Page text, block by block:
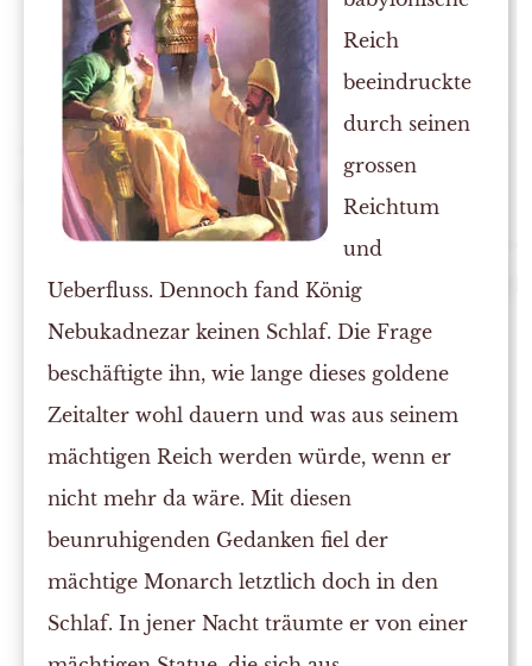
Reich
beeindruckte
durch seinen
grossen
Reichtum
und
Ueberfluss. Dennoch fand König
Nebukadnezar keinen Schlaf. Die Frage
beschäftigte ihn, wie lange dieses goldene
Zeitalter wohl dauern und was aus seinem
mächtigen Reich werden würde, wenn er
nicht mehr da wäre. Mit diesen
beunruhigenden Gedanken fiel der
mächtige Monarch letztlich doch in den
Schlaf. In jener Nacht träumte er von einer